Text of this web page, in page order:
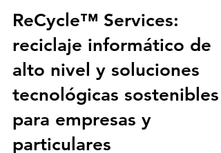
ACTUALIDAD
ReCycle™ Services:
reciclaje informático de
alto nivel y soluciones
tecnológicas sostenibles
para empresas y